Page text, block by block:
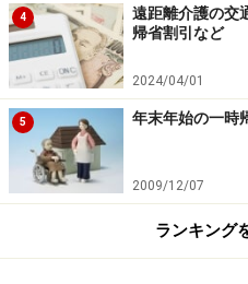
病院では10人分以上の食事
軽く刻む程度でも専用のフ
るところも多いです。しか
入れの手間を考えると、
ば、包丁でみじん切りのよ
しれません。欲を言えば、
いた“とろみあん”をかけて
4
遠距離介護の交
帰省割引など
2024/04/01
5 年末年始の一時
2009/12/07
ランキング